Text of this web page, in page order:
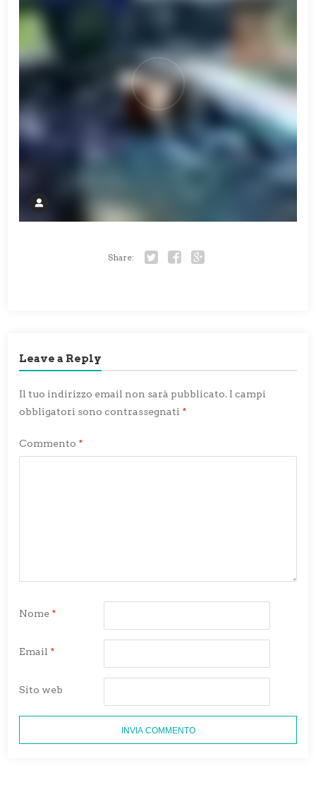
Share:
Leave a Reply
Il tuo indirizzo email non sarà pubblicato. I campi
obbligatori sono contrassegnati *
Commento *
Nome *
Email *
Sito web